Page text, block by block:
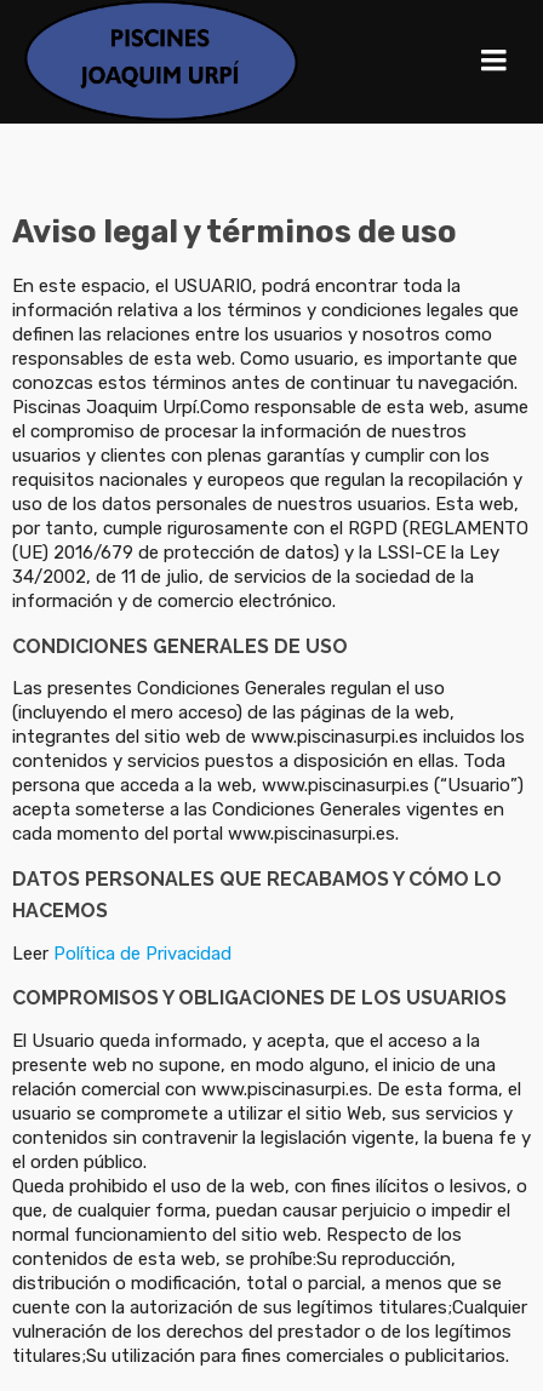
Aviso legal y términos de uso
En este espacio, el USUARIO, podrá encontrar toda la
información relativa a los términos y condiciones legales que
definen las relaciones entre los usuarios y nosotros como
responsables de esta web. Como usuario, es importante que
conozcas estos términos antes de continuar tu navegación.
Piscinas Joaquim Urpí.Como responsable de esta web, asume
el compromiso de procesar la información de nuestros
usuarios y clientes con plenas garantías y cumplir con los
requisitos nacionales y europeos que regulan la recopilación y
uso de los datos personales de nuestros usuarios. Esta web,
por tanto, cumple rigurosamente con el RGPD (REGLAMENTO
(UE) 2016/679 de protección de datos) y la LSSI-CE la Ley
34/2002, de 11 de julio, de servicios de la sociedad de la
información y de comercio electrónico.
CONDICIONES GENERALES DE USO
Las presentes Condiciones Generales regulan el uso
(incluyendo el mero acceso) de las páginas de la web,
integrantes del sitio web de www.piscinasurpi.es incluidos los
contenidos y servicios puestos a disposición en ellas. Toda
persona que acceda a la web, www.piscinasurpi.es (“Usuario”)
acepta someterse a las Condiciones Generales vigentes en
cada momento del portal www.piscinasurpi.es.
DATOS PERSONALES QUE RECABAMOS Y CÓMO LO
HACEMOS
Leer Política de Privacidad
COMPROMISOS Y OBLIGACIONES DE LOS USUARIOS
El Usuario queda informado, y acepta, que el acceso a la
presente web no supone, en modo alguno, el inicio de una
relación comercial con www.piscinasurpi.es. De esta forma, el
usuario se compromete a utilizar el sitio Web, sus servicios y
contenidos sin contravenir la legislación vigente, la buena fe y
el orden público.
Queda prohibido el uso de la web, con fines ilícitos o lesivos, o
que, de cualquier forma, puedan causar perjuicio o impedir el
normal funcionamiento del sitio web. Respecto de los
contenidos de esta web, se prohíbe:Su reproducción,
distribución o modificación, total o parcial, a menos que se
cuente con la autorización de sus legítimos titulares;Cualquier
vulneración de los derechos del prestador o de los legítimos
titulares;Su utilización para fines comerciales o publicitarios.